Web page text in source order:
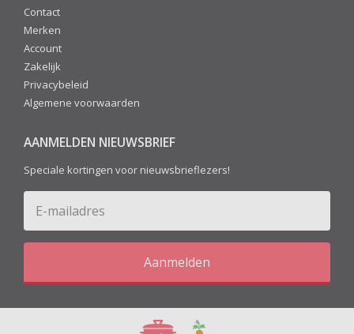
Contact
Merken
Account
Zakelijk
Privacybeleid
Algemene voorwaarden
AANMELDEN NIEUWSBRIEF
Speciale kortingen voor nieuwsbrieflezers!
Aanmelden